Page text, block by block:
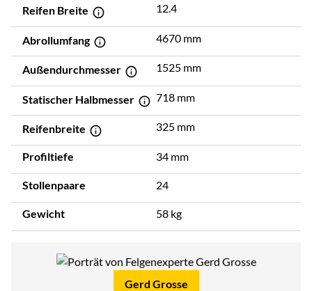
Reifen Breite 12.4
Abrollumfang 4670 mm
Außendurchmesser 1525 mm
Statischer Halbmesser 718 mm
Reifenbreite 325 mm
Profiltiefe 34 mm
Stollenpaare 24
Gewicht 58 kg
Gerd Grosse